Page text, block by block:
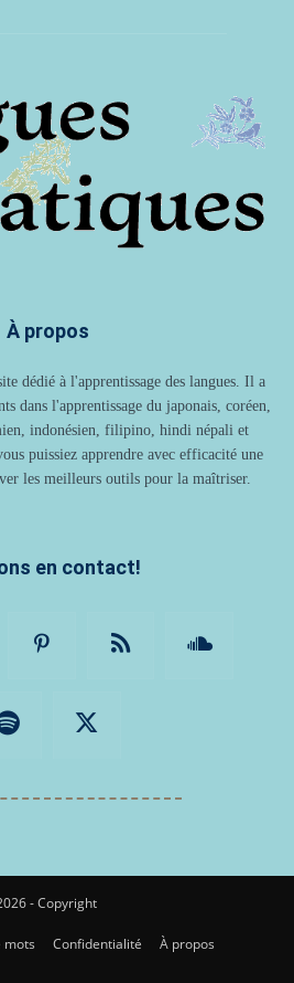
À propos
dédié à l'apprentissage des langues. Il a
dans l'apprentissage du japonais, coréen,
indonésien, filipino, hindi népali et
puissiez apprendre avec efficacité une
les meilleurs outils pour la maîtriser.
en contact!
- Copyright
mots Confidentialité
À propos